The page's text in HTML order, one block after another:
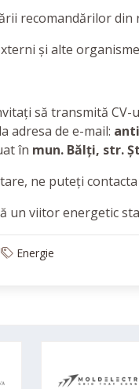
recomandărilor din
și alte
să transmită CV-
la adresa de e-mail:
în mun. Bălți, str.
ne puteți
un viitor energetic
Energie